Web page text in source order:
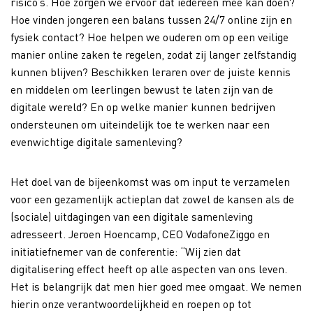
Hoe vinden jongeren een balans tussen 24/7 online zijn en
fysiek contact? Hoe helpen we ouderen om op een veilige
manier online zaken te regelen, zodat zij langer zelfstandig
kunnen blijven? Beschikken leraren over de juiste kennis
en middelen om leerlingen bewust te laten zijn van de
digitale wereld? En op welke manier kunnen bedrijven
ondersteunen om uiteindelijk toe te werken naar een
evenwichtige digitale samenleving?
Het doel van de bijeenkomst was om input te verzamelen
voor een gezamenlijk actieplan dat zowel de kansen als de
(sociale) uitdagingen van een digitale samenleving
adresseert. Jeroen Hoencamp, CEO VodafoneZiggo en
initiatiefnemer van de conferentie: “Wij zien dat
digitalisering effect heeft op alle aspecten van ons leven.
Het is belangrijk dat men hier goed mee omgaat. We nemen
hierin onze verantwoordelijkheid en roepen op tot